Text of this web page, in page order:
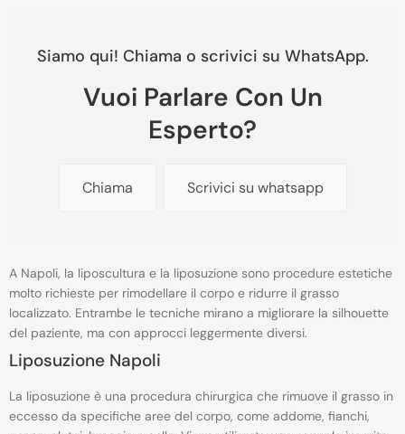
Siamo qui! Chiama o scrivici su WhatsApp.
Vuoi Parlare Con Un
Esperto?
Chiama Scrivici su whatsapp
A Napoli, la liposcultura e la liposuzione sono procedure estetiche
molto richieste per rimodellare il corpo e ridurre il grasso
localizzato. Entrambe le tecniche mirano a migliorare la silhouette
del paziente, ma con approcci leggermente diversi.
Liposuzione Napoli
La liposuzione è una procedura chirurgica che rimuove il grasso in
eccesso da specifiche aree del corpo, come addome, fianchi,